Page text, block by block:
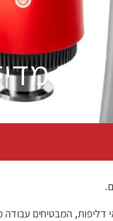
ציוד
דליפות, המבטיחים עבודה